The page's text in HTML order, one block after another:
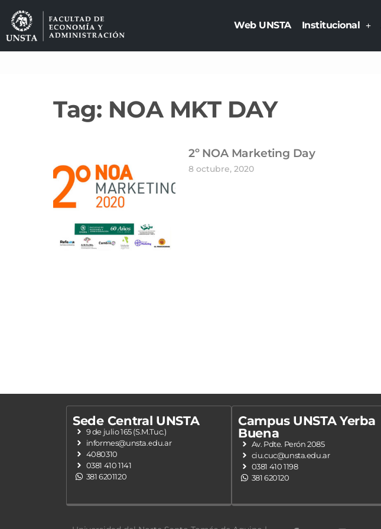
Web UNSTA Institucional
Tag: NOA MKT DAY
2º NOA Marketing Day
8 octubre, 2020
Sede Central UNSTA
9 de julio 165 (S.M.Tuc.)
informes@unsta.edu.ar
4080310
0381 410 1141
381 6201120
Campus UNSTA Yerba
Buena
Av. Pdte. Perón 2085
ciu.cuc@unsta.edu.ar
0381 410 1198
381 620120